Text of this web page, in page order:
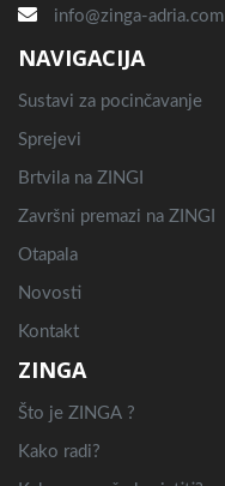
info@zinga-adria.com
NAVIGACIJA
Sustavi za pocinčavanje
Sprejevi
Brtvila na ZINGI
Završni premazi na ZINGI
Otapala
Novosti
Kontakt
ZINGA
Što je ZINGA ?
Kako radi?